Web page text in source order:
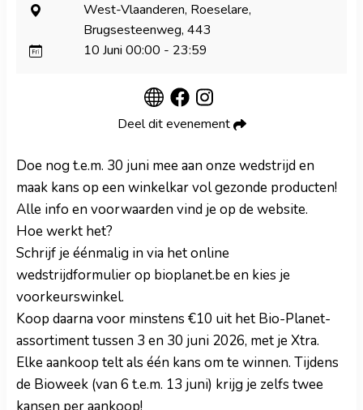
West-Vlaanderen, Roeselare,
Brugsesteenweg, 443
10 Juni 00:00 - 23:59
Deel dit evenement
Doe nog t.e.m. 30 juni mee aan onze wedstrijd en
maak kans op een winkelkar vol gezonde producten!
Alle info en voorwaarden vind je op de website.
Hoe werkt het?
Schrijf je éénmalig in via het online
wedstrijdformulier op bioplanet.be en kies je
voorkeurswinkel.
Koop daarna voor minstens €10 uit het Bio-Planet-
assortiment tussen 3 en 30 juni 2026, met je Xtra.
Elke aankoop telt als één kans om te winnen. Tijdens
de Bioweek (van 6 t.e.m. 13 juni) krijg je zelfs twee